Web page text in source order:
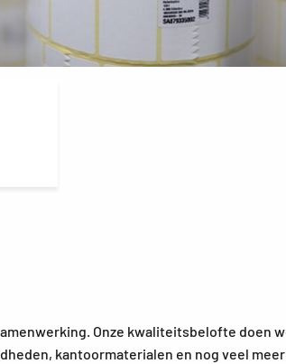
Onze kwaliteitsbelofte doen
kantoormaterialen en nog veel